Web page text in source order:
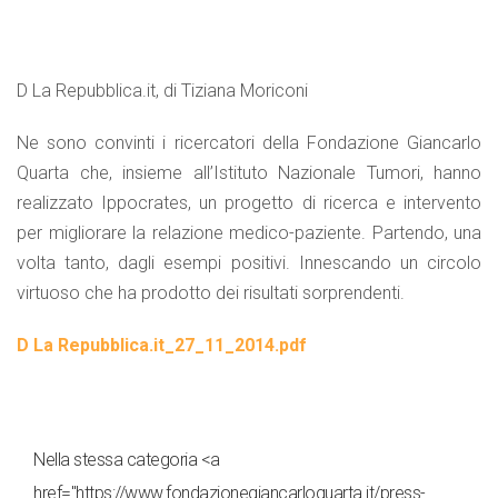
D La Repubblica.it, di Tiziana Moriconi
Ne sono convinti i ricercatori della Fondazione Giancarlo
Quarta che, insieme all’Istituto Nazionale Tumori, hanno
realizzato Ippocrates, un progetto di ricerca e intervento
per migliorare la relazione medico-paziente. Partendo, una
volta tanto, dagli esempi positivi. Innescando un circolo
virtuoso che ha prodotto dei risultati sorprendenti.
D La Repubblica.it_27_11_2014.pdf
Nella stessa categoria <a
href="https://www.fondazionegiancarloquarta.it/press-